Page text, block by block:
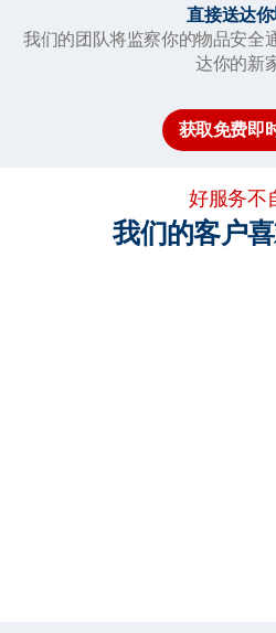
直接送达
我们的团队将监察你的物品安全
达你的新
获取免费即
好服务不
我们的客户